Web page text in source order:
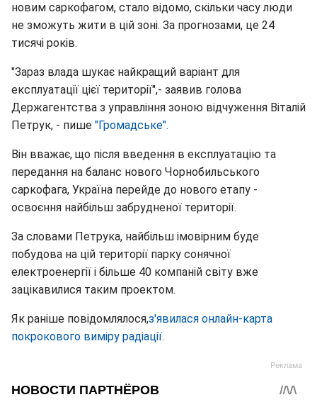
новим саркофагом, стало відомо, скільки часу люди
не зможуть жити в цій зоні. За прогнозами, це 24
тисячі років.
"Зараз влада шукає найкращий варіант для
експлуатації цієї території",- заявив голова
Держагентства з управління зоною відчуження Віталій
Петрук, - пише "Громадське".
Він вважає, що після введення в експлуатацію та
передання на баланс нового Чорнобильського
саркофага, Україна перейде до нового етапу -
освоєння найбільш забрудненої території.
За словами Петрука, найбільш імовірним буде
побудова на цій території парку сонячної
електроенергії і більше 40 компаній світу вже
зацікавилися таким проектом.
Як раніше повідомлялося,з'явилася онлайн-карта
покрокового виміру радіації.